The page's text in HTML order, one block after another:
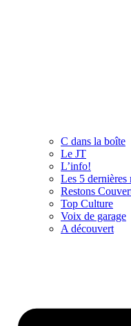
C dans la boîte
Le JT
L’info!
Les 5 dernières
Restons
Top Culture
Voix de garage
A découvert